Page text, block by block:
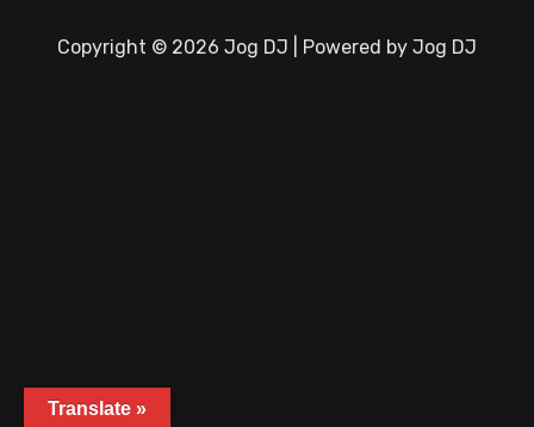
Copyright © 2026 Jog DJ | Powered by Jog DJ
Translate »